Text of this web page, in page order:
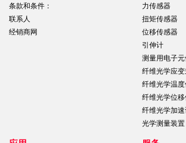
条款和条件：
联系人
经销商网
力传感器
扭矩传感器
位移传感器
引伸计
测量用电子
纤维光学应
纤维光学温
纤维光学位
纤维光学加
光学测量装置